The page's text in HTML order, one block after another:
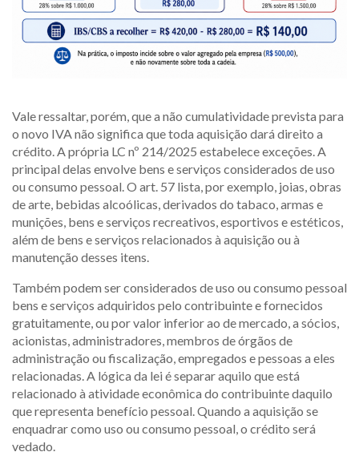
Vale ressaltar, porém, que a não cumulatividade prevista para
o novo IVA não significa que toda aquisição dará direito a
crédito. A própria LC nº 214/2025 estabelece exceções. A
principal delas envolve bens e serviços considerados de uso
ou consumo pessoal. O art. 57 lista, por exemplo, joias, obras
de arte, bebidas alcoólicas, derivados do tabaco, armas e
munições, bens e serviços recreativos, esportivos e estéticos,
além de bens e serviços relacionados à aquisição ou à
manutenção desses itens.
Também podem ser considerados de uso ou consumo pessoal
bens e serviços adquiridos pelo contribuinte e fornecidos
gratuitamente, ou por valor inferior ao de mercado, a sócios,
acionistas, administradores, membros de órgãos de
administração ou fiscalização, empregados e pessoas a eles
relacionadas. A lógica da lei é separar aquilo que está
relacionado à atividade econômica do contribuinte daquilo
que representa benefício pessoal. Quando a aquisição se
enquadrar como uso ou consumo pessoal, o crédito será
vedado.